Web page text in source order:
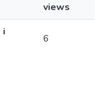
views
6